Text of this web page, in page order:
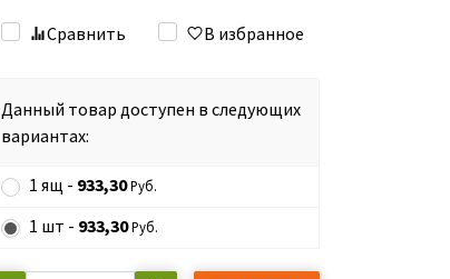
Сравнить В избранное
Данный товар доступен в следующих
вариантах:
1 ящ - 933,30 Руб.
1 шт - 933,30 Руб.